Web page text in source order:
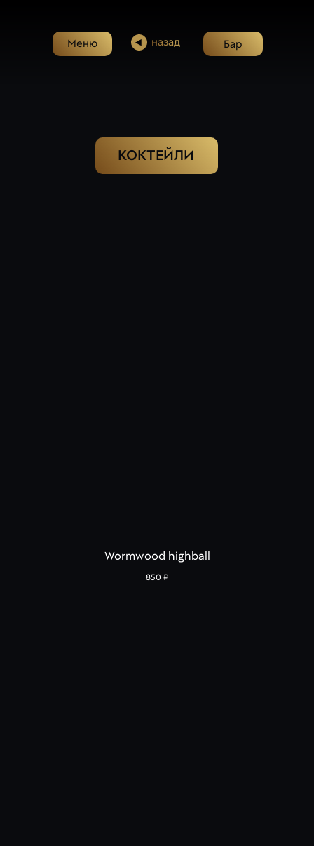
Меню назад Бар
КОКТЕЙЛИ
Wormwood highball
850 ₽